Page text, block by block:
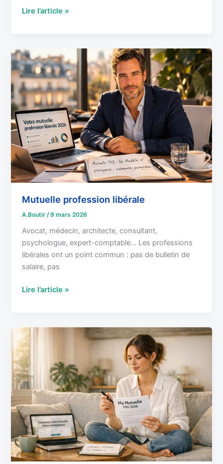
Lire l’article »
Mutuelle profession libérale
A.Boutir /9 mars 2026
Avocat, médecin, architecte, consultant,
psychologue, expert-comptable… Les professions
libérales ont un point commun : pas de bulletin de
salaire, pas
Mutuelle
profession
libérale
Lire l’article »
Mutuelle
micro-
entrepreneur
:
tarifs